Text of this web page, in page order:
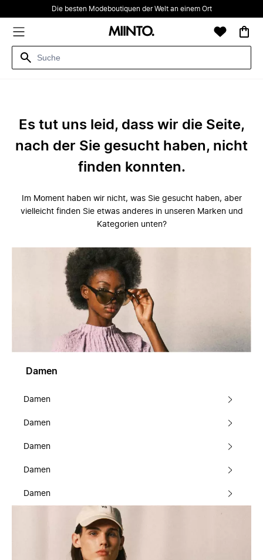
Die besten Modeboutiquen der Welt an einem Ort
Es tut uns leid, dass wir die Seite,
nach der Sie gesucht haben, nicht
finden konnten.
Im Moment haben wir nicht, was Sie gesucht haben, aber
vielleicht finden Sie etwas anderes in unseren Marken und
Kategorien unten?
Damen
Damen
Damen
Damen
Damen
Damen